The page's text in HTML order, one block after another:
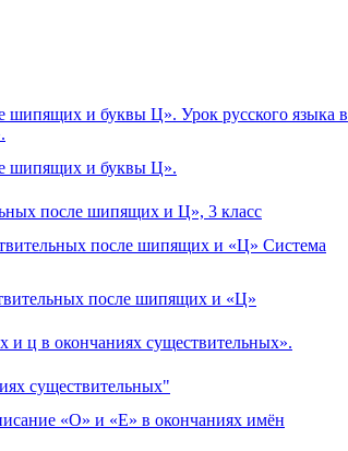
шипящих и буквы Ц». Урок русского языка в
шипящих и буквы Ц».
после шипящих и Ц», 3 класс
после шипящих и «Ц» Система
после шипящих и «Ц»
и ц в окончаниях существительных».
существительных"
«О» и «Е» в окончаниях имён